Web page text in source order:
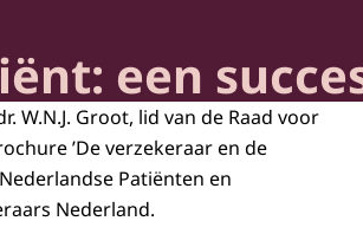
een
W.N.J. Groot, lid van de Raad voor
’De verzekeraar en de
Patiënten en
Nederland.